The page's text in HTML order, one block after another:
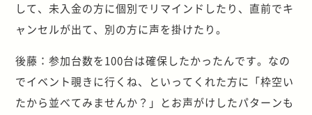
して、未入金の方に個別でリマインドしたり、直前でキ
ャンセルが出て、別の方に声を掛けたり。
後藤：参加台数を100台は確保したかったんです。なの
でイベント覗きに行くね、といってくれた方に「枠空い
たから並べてみませんか？」とお声がけしたパターンも